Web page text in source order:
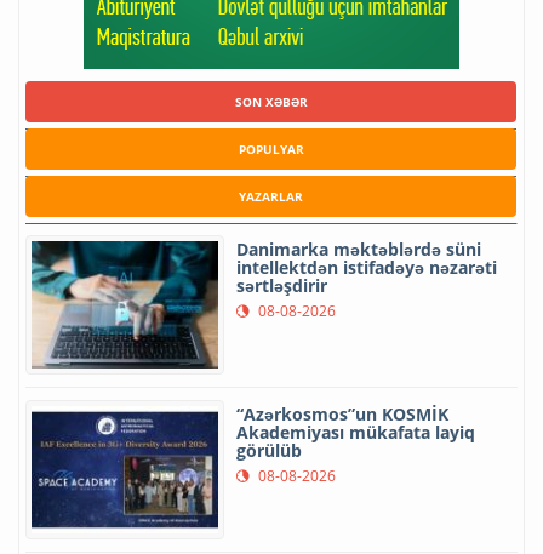
SON XƏBƏR
POPULYAR
YAZARLAR
Danimarka məktəblərdə süni
intellektdən istifadəyə nəzarəti
sərtləşdirir
08-08-2026
“Azərkosmos”un KOSMİK
Akademiyası mükafata layiq
görülüb
08-08-2026